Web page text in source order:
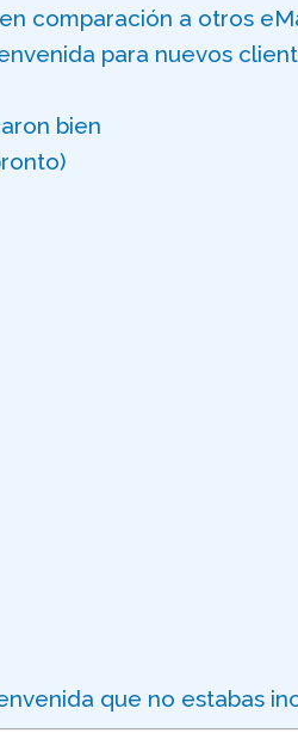
comparación a otros
para nuevos
bien
que no estabas